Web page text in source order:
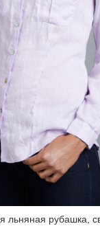
льняная рубашка,